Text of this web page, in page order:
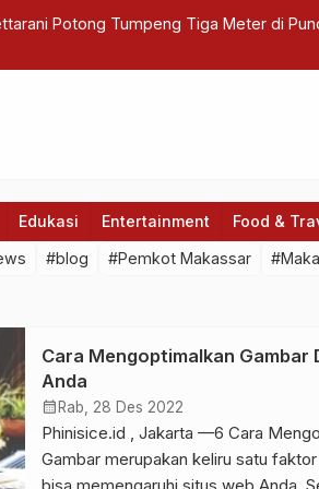
Potong Tumpeng Tiga Meter di
Edukasi Entertainment Food &
#blog #Pemkot Makassar
Cara Mengoptimalkan Gambar
Anda
calendar_month Rab, 28 Des 2022
Phinisice.id , Jakarta —6 Cara
Gambar merupakan keliru satu